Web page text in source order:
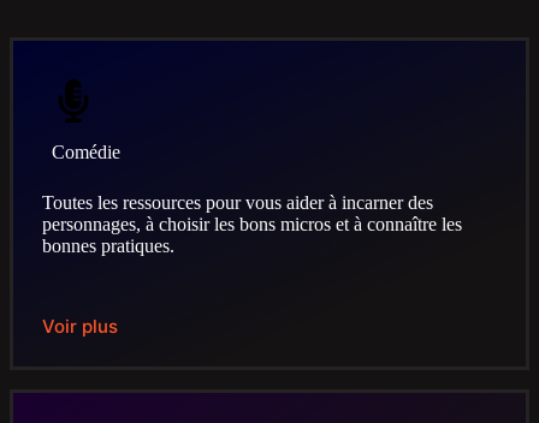
Comédie
Toutes les ressources pour vous aider à incarner des
personnages, à choisir les bons micros et à connaître les
bonnes pratiques.
Voir plus